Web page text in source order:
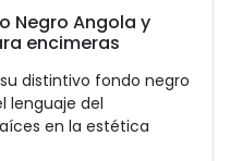
Negro Angola y
encimeras
distintivo fondo negro
lenguaje del
en la estética